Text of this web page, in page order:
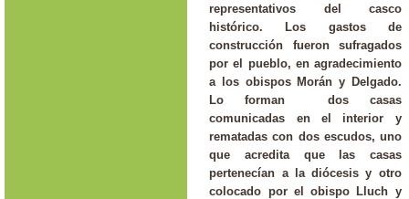
representativos del casco
histórico. Los gastos de
construcción fueron sufragados
por el pueblo, en agradecimiento
a los obispos Morán y Delgado.
Lo forman dos casas
comunicadas en el interior y
rematadas con dos escudos, uno
que acredita que las casas
pertenecían a la diócesis y otro
colocado por el obispo Lluch y